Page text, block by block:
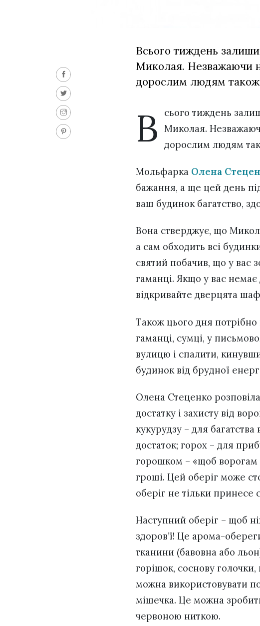
Всього тиждень
Миколая. Незважаючи
дорослим людям
В
сього тиждень
Миколая.
дорослим людям
Мольфарка Олена
бажання, а ще цей день
ваш будинок багатство,
Вона стверджує, що
а сам обходить всі
святий побачив, що у вас
гаманці. Якщо у вас немає
відкривайте дверцята
Також цього дня потрібно
гаманці, сумці, у
вулицю і спалити,
будинок від брудної
Олена Стеценко
достатку і захисту від
кукурудзу – для
достаток; горох – для
горошком – «щоб ворогам
гроші. Цей оберіг може
оберіг не тільки принесе
Наступний оберіг – щоб
здоров’ї! Це арома-
тканини (бавовна або
горішок, соснову
можна використовувати
мішечка. Це можна
червоною ниткою.